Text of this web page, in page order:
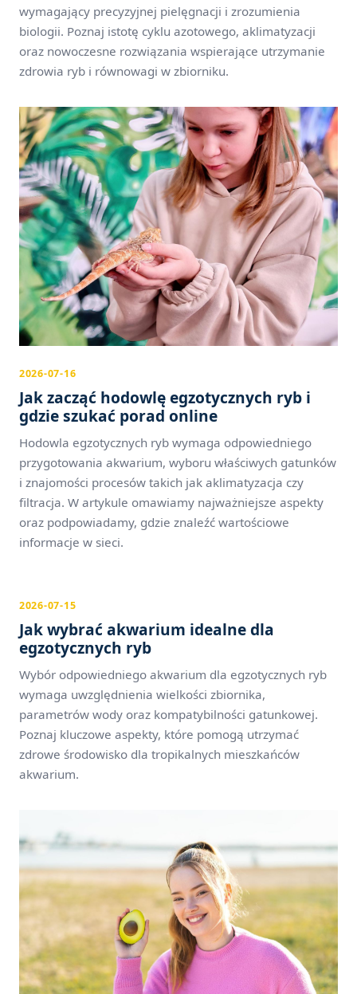
wymagający precyzyjnej pielęgnacji i zrozumienia
biologii. Poznaj istotę cyklu azotowego, aklimatyzacji
oraz nowoczesne rozwiązania wspierające utrzymanie
zdrowia ryb i równowagi w zbiorniku.
2026-07-16
Jak zacząć hodowlę egzotycznych ryb i
gdzie szukać porad online
Hodowla egzotycznych ryb wymaga odpowiedniego
przygotowania akwarium, wyboru właściwych gatunków
i znajomości procesów takich jak aklimatyzacja czy
filtracja. W artykule omawiamy najważniejsze aspekty
oraz podpowiadamy, gdzie znaleźć wartościowe
informacje w sieci.
2026-07-15
Jak wybrać akwarium idealne dla
egzotycznych ryb
Wybór odpowiedniego akwarium dla egzotycznych ryb
wymaga uwzględnienia wielkości zbiornika,
parametrów wody oraz kompatybilności gatunkowej.
Poznaj kluczowe aspekty, które pomogą utrzymać
zdrowe środowisko dla tropikalnych mieszkańców
akwarium.